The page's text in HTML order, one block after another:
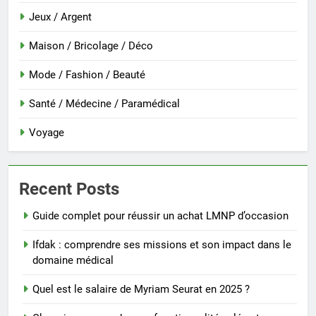
Jeux / Argent
Maison / Bricolage / Déco
Mode / Fashion / Beauté
Santé / Médecine / Paramédical
Voyage
Recent Posts
Guide complet pour réussir un achat LMNP d’occasion
Ifdak : comprendre ses missions et son impact dans le
domaine médical
Quel est le salaire de Myriam Seurat en 2025 ?